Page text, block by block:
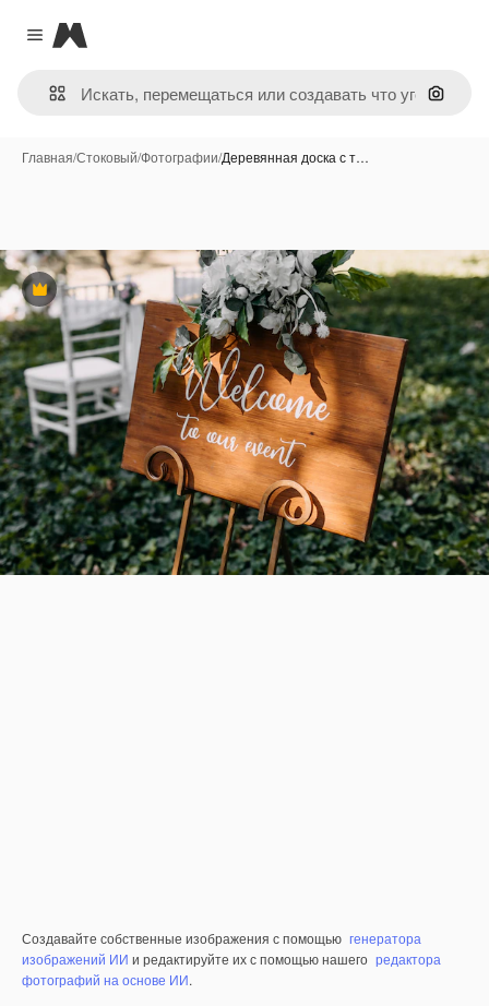
Close menu
Magnific
Поиск
Главная/Стоковый/Фотографии/Деревянная доска с т…
Премиум
Создавайте собственные изображения с помощью генератора
изображений ИИ и редактируйте их с помощью нашего редактора
фотографий на основе ИИ.